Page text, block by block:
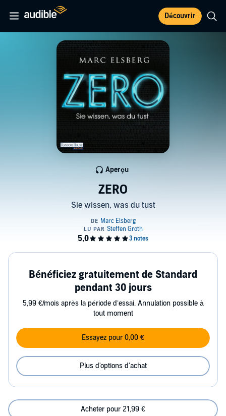
Découvrir
ZERO
Sie wissen, was du tust
Aperçu
Bénéficiez gratuitement de Standard
pendant 30 jours
5,99 €/mois après la période d’essai. Annulation possible à
tout moment
Essayez pour 0,00 €
Plus d'options d'achat
Acheter pour 21,99 €